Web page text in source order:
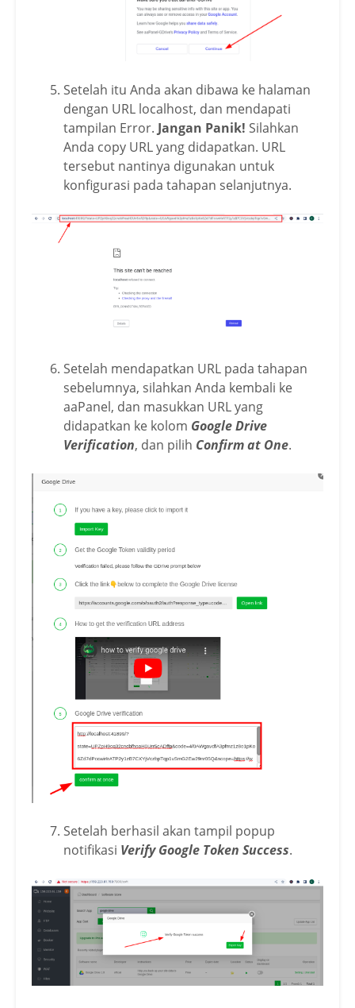
Setelah itu Anda akan dibawa ke halaman
dengan URL localhost, dan mendapati
tampilan Error. Jangan Panik! Silahkan
Anda copy URL yang didapatkan. URL
tersebut nantinya digunakan untuk
konfigurasi pada tahapan selanjutnya.
Setelah mendapatkan URL pada tahapan
sebelumnya, silahkan Anda kembali ke
aaPanel, dan masukkan URL yang
didapatkan ke kolom Google Drive
Verification, dan pilih Confirm at One.
Setelah berhasil akan tampil popup
notifikasi Verify Google Token Success.